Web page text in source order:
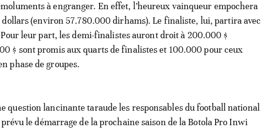
à engranger. En effet, l’heureux vainqueur empochera
(environ 57.780.000 dirhams). Le finaliste, lui, partira avec
leur part, les demi-finalistes auront droit à 200.000 $
$ sont promis aux quarts de finalistes et 100.000 pour ceux
phase de groupes.
question lancinante taraude les responsables du football national
le démarrage de la prochaine saison de la Botola Pro Inwi